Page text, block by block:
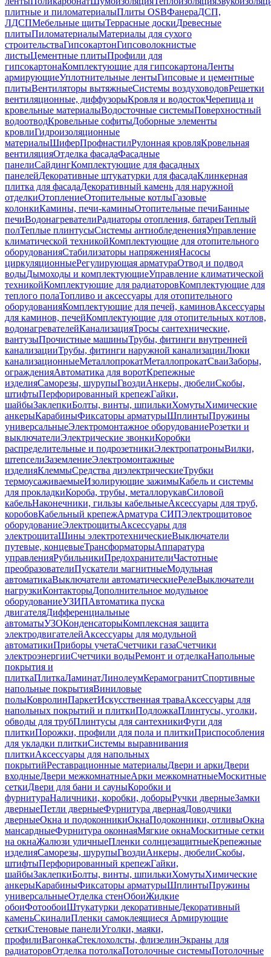
плитные и пиломатериалыПлиты OSBФанераДСП,
ЛДСПМебельные щитыТеррасные доскиДревесные
плитыПиломатериалыМатериалы для сухого
строительстваГипсокартонГипсоволокнистые
листыЦементные плитыПрофили для
гипсокартонаКомплектующие для гипсокартонаЛенты
армирующиеУплотнительные лентыГипсовые и цементные
плитыВентиляторы вытяжныеСистемы воздуховодовРешетки
вентиляционные, диффузорыКровля и водостокЧерепица и
кровельные материалыВодосточные системыПоверхностный
водоотводКровельные софитыДоборные элементы
кровлиГидроизоляционные
материалыШиферПрофнастилРулонная кровляКровельная
вентиляцияОтделка фасадаФасадные
панелиСайдингКомплектующие для фасадных
панелейДекоративные штукатурки для фасадаКлинкерная
плитка для фасадаДекоративный камень для наружной
отделкиОтоплениеОтопительные котлыГазовые
колонкиКамины, печи-каминыОтопительные печиБанные
печиВодонагревателиРадиаторы отопления, батареиТеплый
полТеплые плинтусыСистемы антиобледененияУправление
климатической техникойКомплектующие для отопительного
оборудованияСтабилизаторы напряженияНасосы
циркуляционныеРегулирующая арматураОтвод и подвод
водыДымоходы и комплектующиеУправление климатической
техникойКомплектующие для радиаторовКомплектующие для
теплого полаТопливо и аксессуары для отопительного
оборудованияКомплектующие для печей, каминовАксессуары
для каминов, печейКомплектующие для отопительных котлов,
водонагревателейКанализацияТросы сантехнические,
вантузыПрочистные машиныТрубы, фитинги внутренней
канализацииТрубы, фитинги наружной канализацииЛюки
канализационныеМеталлопрокатМеталлопрокатСваиЗаборы,
огражденияАвтоматика для воротКрепежные
изделияСаморезы, шурупыГвоздиАнкеры, дюбелиСкобы,
штифтыПерфорированный крепежГайки,
шайбыЗаклепкиБолты, винты, шпилькиХомутыХимические
анкерыКарабиныФиксаторы арматурыШплинтыПружины
универсальныеЭлектромонтажное оборудованиеРозетки и
выключателиЭлектрические звонкиКоробки
распределительные и подрозетникиЭлектропатроныВилки,
штепселиЗаземлениеЭлектромонтажные
изделияКлеммыСредства диэлектрическиеТрубки
термоусаживаемыеИзолирующие зажимыКабель и системы
для прокладкиКороба, трубы, металлорукавСиловой
кабельНаконечники, гильзы кабельныеАксессуары для труб,
коробовКабельный крепежАрматура СИПЭлектрощитовое
оборудованиеЭлектрощитыАксессуары для
электрощитаШины электротехническиеВыключатели
путевые, концевыеТрансформаторыАппаратура
управленияРубильникиПредохранителиЧастотные
преобразователиПускатели магнитныеМодульная
автоматикаВыключатели автоматическиеРелеВыключатели
нагрузкиКонтакторыДополнительное модульное
оборудованиеУЗИПАвтоматика пуска
двигателяДифференциальные
автоматыУЗОКонденсаторыКомплексная защита
электродвигателейАксессуары для модульной
автоматикиПриборы учетаСчетчики газаСчетчики
электроэнергииСчетчики водыРемонт и отделкаНапольные
покрытия и
плиткаПлиткаЛаминатЛинолеумКерамогранитСпортивные
напольные покрытияВиниловые
полыКовролинПаркетИскусственная траваАксессуары для
напольных покрытий и плиткиПодложкаПлинтусы, уголки,
обводы для трубПлинтусы для сантехникиФуги для
плиткиПорожки, профили для пола и плиткиПриспособления
для укладки плиткиСистемы выравнивания
плиткиАксессуары для напольных
покрытийРеставрационные материалыДвери и аркиДвери
входныеДвери межкомнатныеАрки межкомнатныеМоскитные
сеткиДвери для бани и сауныКоробки и
фурнитураНаличники, коробки, доборыРучки дверныеЗамки
дверныеПетли дверныеФурнитура двернаяДоводчики
дверныеОкна и подоконникиОкнаПодоконники, отливыОкна
мансардныеФурнитура оконнаяМягкие окнаМоскитные сетки
на окнаЖалюзи уличныеПленки солнцезащитныеКрепежные
изделияСаморезы, шурупыГвоздиАнкеры, дюбелиСкобы,
штифтыПерфорированный крепежГайки,
шайбыЗаклепкиБолты, винты, шпилькиХомутыХимические
анкерыКарабиныФиксаторы арматурыШплинтыПружины
универсальныеОтделка стенОбоиЖидкие
обоиФотообоиШтукатурки декоративныеДекоративный
каменьСкиналиПленки самоклеящиеся Армирующие
сеткиСтеновые панелиУголки, маяки,
профилиВагонкаСтеклохолсты, флизелинЭкраны для
радиаторовОтделка потолкаПотолочные системыПотолочные